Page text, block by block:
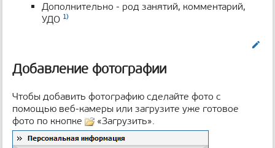
Дополнительно - род занятий, комментарий,
УДО 1)
Добавление фотографии
Чтобы добавить фотографию сделайте фото с
помощью веб-камеры или загрузите уже готовое
фото по кнопке
«Загрузить».